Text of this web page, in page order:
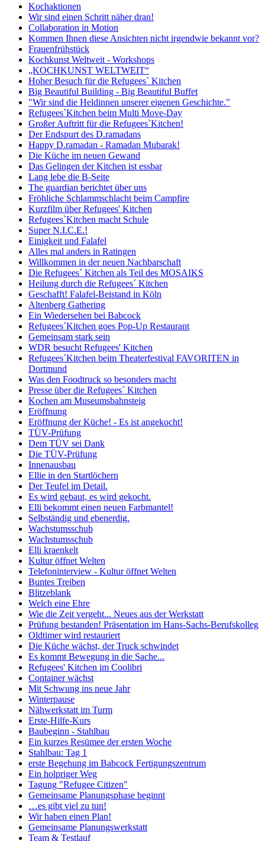
Kochaktionen
Wir sind einen Schritt näher dran!
Collaboration in Motion
Kommen Ihnen diese Ansichten nicht irgendwie bekannt vor?
Frauenfrühstück
Kochkunst Weltweit - Workshops
„KOCHKUNST WELTWEIT“
Hoher Besuch für die Refugees` Kitchen
Big Beautiful Building - Big Beautiful Buffet
"Wir sind die Heldinnen unserer eigenen Geschichte."
Refugees`Kitchen beim Multi Move-Day
Großer Auftritt für die Refugees`Kitchen!
Der Endspurt des D.ramadans
Happy D.ramadan - Ramadan Mubarak!
Die Küche im neuen Gewand
Das Gelingen der Kitchen ist essbar
Lang lebe die B-Seite
The guardian berichtet über uns
Fröhliche Schlammschlacht beim Campfire
Kurzfilm über Refugees' Kitchen
Refugees`Kitchen macht Schule
Super N.I.C.E.!
Einigkeit und Falafel
Alles mal anders in Ratingen
Willkommen in der neuen Nachbarschaft
Die Refugees´ Kitchen als Teil des MOSAIKS
Heilung durch die Refugees´ Kitchen
Geschafft! Falafel-Beistand in Köln
Altenberg Gathering
Ein Wiedersehen bei Babcock
Refugees´Kitchen goes Pop-Up Restaurant
Gemeinsam stark sein
WDR besucht Refugees' Kitchen
Refugees´Kitchen beim Theaterfestival FAVORITEN in
Dortmund
Was den Foodtruck so besonders macht
Presse über die Refugees´ Kitchen
Kochen am Museumsbahnsteig
Eröffnung
Eröffnung der Küche! - Es ist angekocht!
TÜV-Prüfung
Dem TÜV sei Dank
Die TÜV-Prüfung
Innenausbau
Ellie in den Startlöchern
Der Teufel im Detail.
Es wird gebaut, es wird gekocht.
Elli bekommt einen neuen Farbmantel!
Selbständig und ebenerdig.
Wachstumsschub
Wachstumsschub
Elli kraenkelt
Kultur öffnet Welten
Telefoninterview - Kultur öffnet Welten
Buntes Treiben
Blitzeblank
Welch eine Ehre
Wie die Zeit vergeht... Neues aus der Werkstatt
Prüfung bestanden! Präsentation im Hans-Sachs-Berufskolleg
Oldtimer wird restauriert
Die Küche wächst, der Truck schwindet
Es kommt Bewegung in die Sache...
Refugees' Kitchen im Coolibri
Container wächst
Mit Schwung ins neue Jahr
Winterpause
Nähwerkstatt im Turm
Erste-Hilfe-Kurs
Baubeginn - Stahlbau
Ein kurzes Resümee der ersten Woche
Stahlbau: Tag 1
erste Begehung im Babcock Fertigungszentrum
Ein holpriger Weg
Tagung "Refugee Citizen"
Gemeinsame Planungsphase beginnt
…es gibt viel zu tun!
Wir haben einen Plan!
Gemeinsame Planungswerkstatt
Team & Testlauf